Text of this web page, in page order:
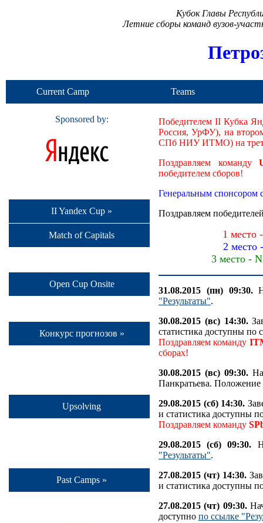
Кубок Главы
Летние сборы команд вузов-
Current Camp Teams
Sponsored by:
II Yandex Cup »
Match of Capitals
Open Cup Onsite
Конкурс прогнозов »
Upsolving
Past Camps »
Победителем II Кубка
Россия, УрФУ), на
СПб НИУ ИТМО) на
Поздравляем команду
победителем сборов!
Генеральным спонсором
Поздравляем
1 место
2 место
3 место -
31.08.2015 (пн) 09:30.
"Результаты".
30.08.2015 (вс) 14:30.
статистика доступны по
Поздравляем команду
сборах!
30.08.2015 (вс) 09:30.
Панкратьева.
29.08.2015 (сб) 14:30.
и статистика доступны
Поздравляем команду
29.08.2015 (сб) 09:30.
"Результаты".
27.08.2015 (чт) 14:30.
и статистика доступны
27.08.2015 (чт) 09:30.
доступно по ссылке